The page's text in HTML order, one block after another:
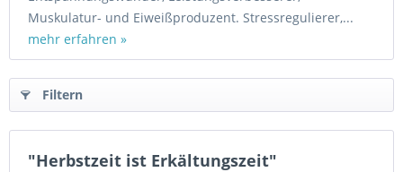
Muskulatur- und Eiweißproduzent. Stressregulierer,...
mehr erfahren »
Filtern
"Herbstzeit ist Erkältungszeit"